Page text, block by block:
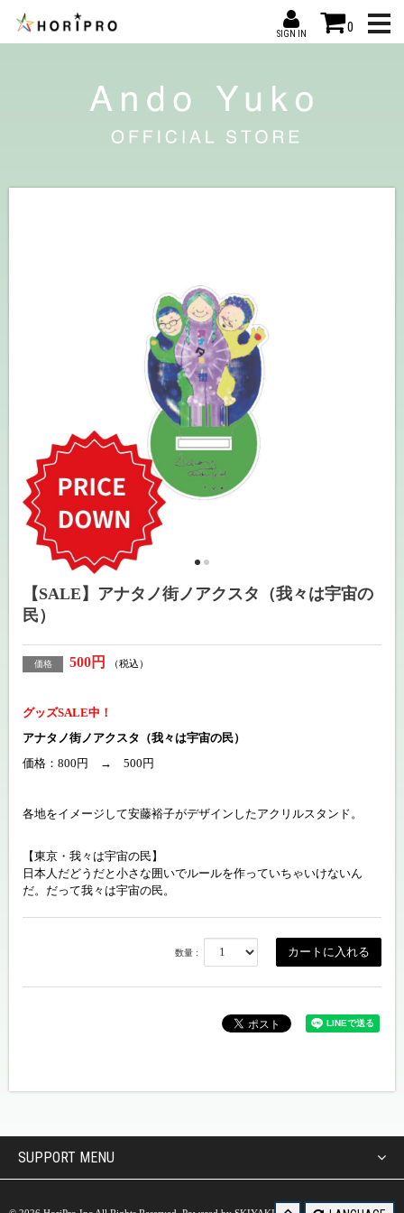
SIGN IN 0
【SALE】アナタノ街ノアクスタ（我々は宇宙の
民）
価格 500円 （税込）
グッズSALE中！
アナタノ街ノアクスタ（我々は宇宙の民）
価格：800円 → 500円
各地をイメージして安藤裕子がデザインしたアクリルスタンド。
【東京・我々は宇宙の民】
日本人だどうだと小さな囲いでルールを作っていちゃいけないん
だ。だって我々は宇宙の民。
数量 :
SUPPORT MENU